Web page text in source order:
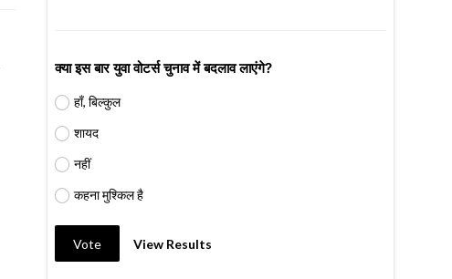
क्या इस बार युवा वोटर्स चुनाव में बदलाव लाएंगे?
हाँ, बिल्कुल
शायद
नहीं
कहना मुश्किल है
Vote View Results